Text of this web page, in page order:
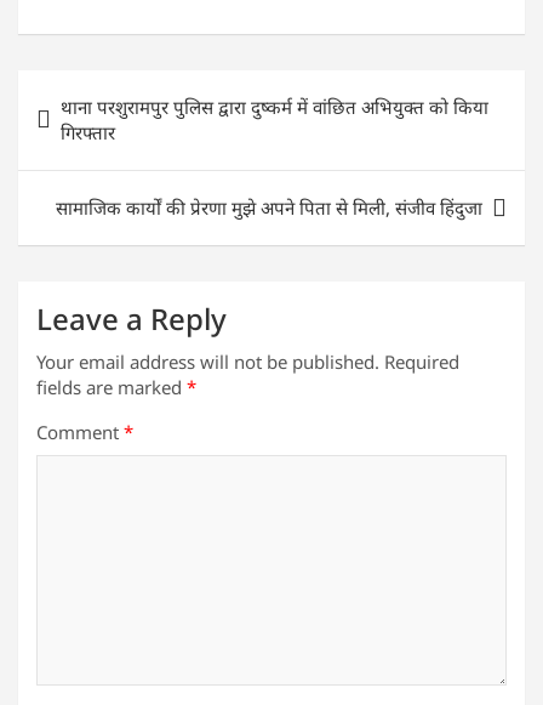
at
s
A
p
p
c
e
b
o
o
k
itt
er
k
e
dI
n
ai
l
ar
e
navigation
थाना परशुरामपुर पुलिस द्वारा दुष्कर्म में वांछित अभियुक्त को किया
गिरफ्तार
सामाजिक कार्यों की प्रेरणा मुझे अपने पिता से मिली, संजीव हिंदुजा
Leave a Reply
Your email address will not be published. Required
fields are marked *
Comment *